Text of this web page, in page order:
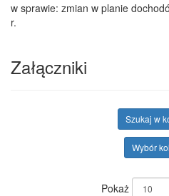
w sprawie: zmian w planie
r.
Załączniki
Szukaj w
Wybór
Pokaż